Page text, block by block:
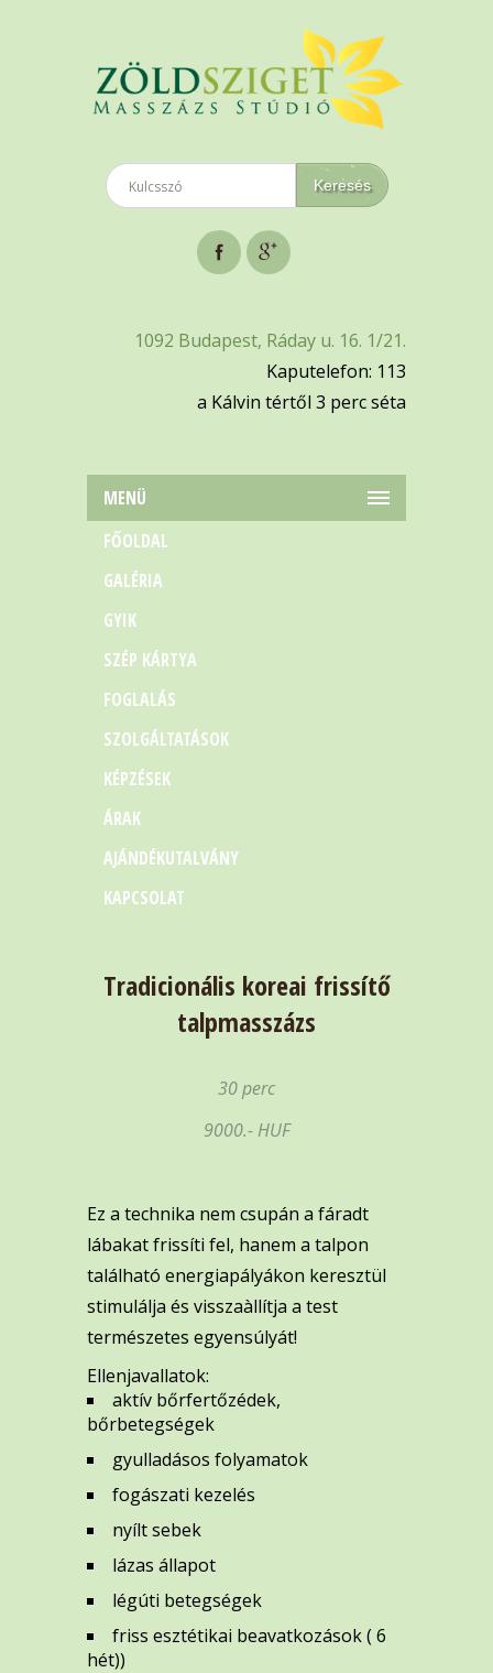
1092 Budapest, Ráday u. 16. 1/21.
Kaputelefon: 113
a Kálvin tértől 3 perc séta
MENÜ
FŐOLDAL
GALÉRIA
GYIK
SZÉP KÁRTYA
FOGLALÁS
SZOLGÁLTATÁSOK
KÉPZÉSEK
ÁRAK
AJÁNDÉKUTALVÁNY
KAPCSOLAT
Tradicionális koreai frissítő
talpmasszázs
30 perc
9000.- HUF
Ez a technika nem csupán a fáradt
lábakat frissíti fel, hanem a talpon
található energiapályákon keresztül
stimulálja és visszaàllítja a test
természetes egyensúlyát!
Ellenjavallatok:
aktív bőrfertőzédek,
bőrbetegségek
gyulladásos folyamatok
fogászati kezelés
nyílt sebek
lázas állapot
légúti betegségek
friss esztétikai beavatkozások ( 6
hét))